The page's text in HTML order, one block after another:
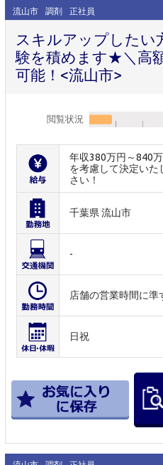
流山市 調剤 正社員
スキルアップしたい
験を積めます★＼高
可能！<流山市>
閲覧状況
年収380万円～840
を考慮して決定いた
さい！
千葉県 流山市
-
店舗の営業時間に準
日祝